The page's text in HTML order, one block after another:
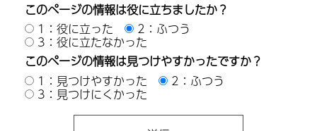
このページの情報は役に立ちましたか？
1：役に立った
2：ふつう
3：役に立たなかった
このページの情報は見つけやすかったですか？
1：見つけやすかった
2：ふつう
3：見つけにくかった